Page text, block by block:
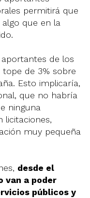
permitirá que
que en la
de los
de 3% sobre
Esto implicaría,
que no habría
ninguna
licitaciones,
muy pequeña
desde el
van a poder
públicos y